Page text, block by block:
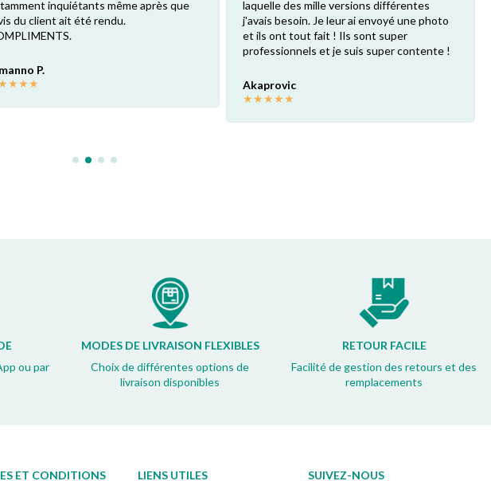
inquiétants même après que
du client ait été rendu.
P.
★★★
laquelle des mille versions différentes
j'avais besoin. Je leur ai envoyé une photo
et ils ont tout fait ! Ils sont super
professionnels et je suis super contente !
Akaprovic
★★★★★
ou par
MODES DE LIVRAISON FLEXIBLES
Choix de différentes options de
livraison disponibles
RETOUR FACILE
Facilité de gestion des retours et des
remplacements
ET CONDITIONS LIENS UTILES SUIVEZ-NOUS